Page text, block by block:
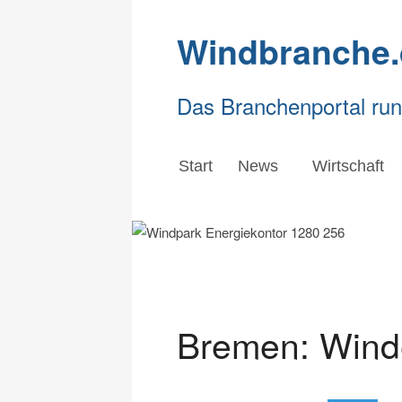
Das Branchenportal
Start News Wirtschaft
Bremen: